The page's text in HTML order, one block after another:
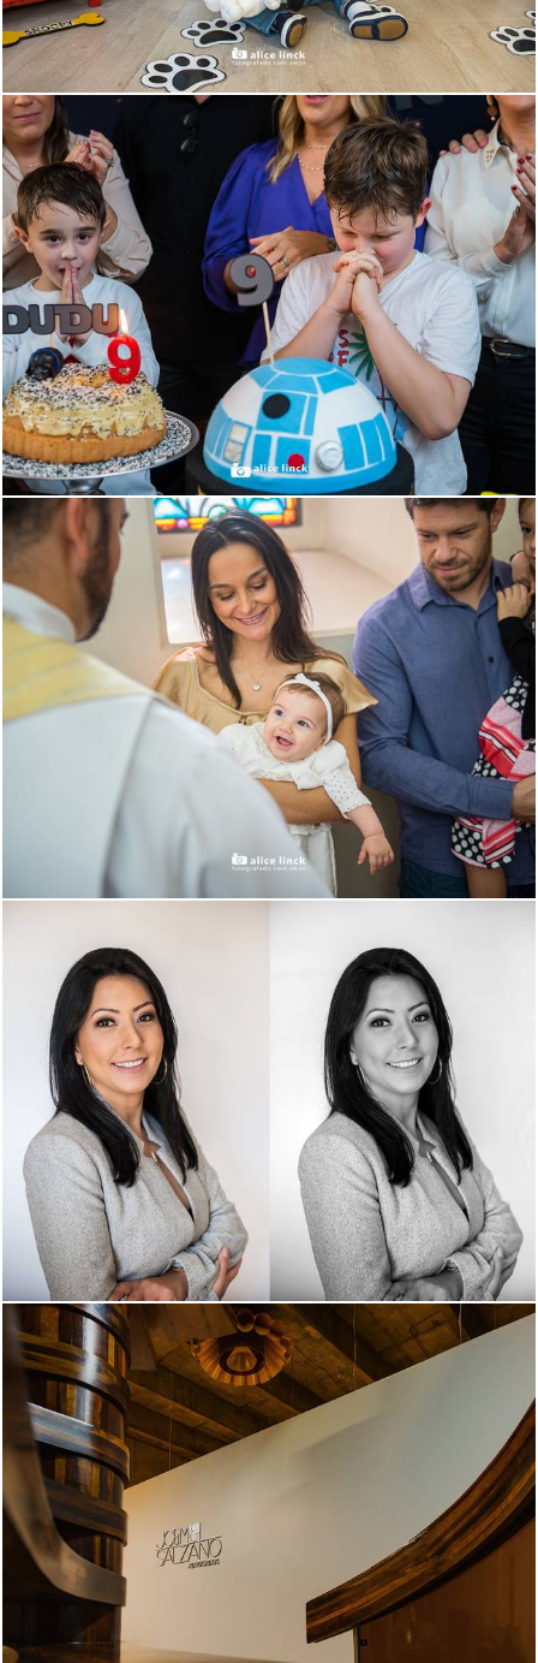
2579 579
3369 99
121
2052 860
935